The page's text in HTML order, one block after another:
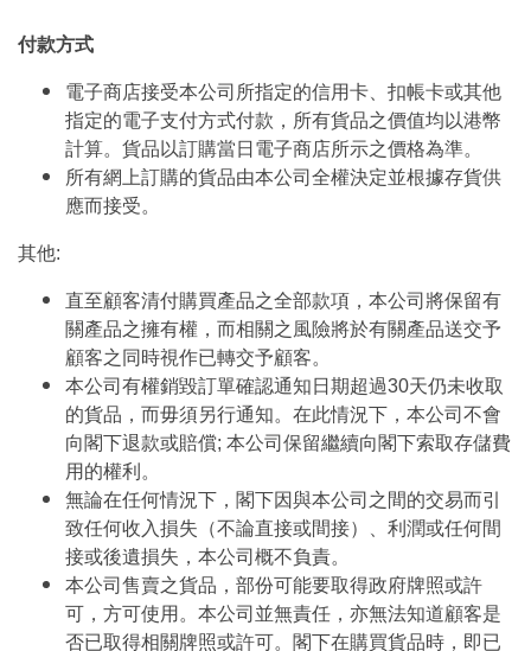
付款方式
電子商店接受本公司所指定的信用卡、扣帳卡或其他
指定的電子支付方式付款，所有貨品之價值均以港幣
計算。貨品以訂購當日電子商店所示之價格為準。
所有網上訂購的貨品由本公司全權決定並根據存貨供
應而接受。
其他:
直至顧客清付購買產品之全部款項，本公司將保留有
關產品之擁有權，而相關之風險將於有關產品送交予
顧客之同時視作已轉交予顧客。
本公司有權銷毀訂單確認通知日期超過30天仍未收取
的貨品，而毋須另行通知。在此情況下，本公司不會
向閣下退款或賠償; 本公司保留繼續向閣下索取存儲費
用的權利。
無論在任何情況下，閣下因與本公司之間的交易而引
致任何收入損失（不論直接或間接）、利潤或任何間
接或後遺損失，本公司概不負責。
本公司售賣之貨品，部份可能要取得政府牌照或許
可，方可使用。本公司並無責任，亦無法知道顧客是
否已取得相關牌照或許可。閣下在購買貨品時，即已